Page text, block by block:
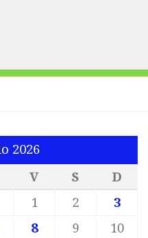
2026
V S
D
1
2
3
8 9
10